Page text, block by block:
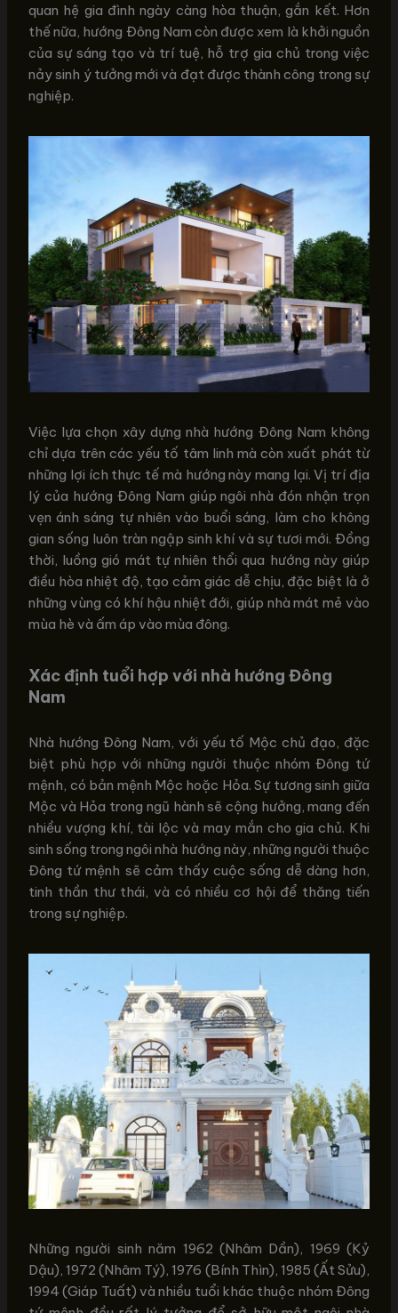
quan hệ gia đình ngày càng hòa thuận, gắn kết. Hơn
thế nữa, hướng Đông Nam còn được xem là khởi nguồn
của sự sáng tạo và trí tuệ, hỗ trợ gia chủ trong việc
nảy sinh ý tưởng mới và đạt được thành công trong sự
nghiệp.
Việc lựa chọn xây dựng nhà hướng Đông Nam không
chỉ dựa trên các yếu tố tâm linh mà còn xuất phát từ
những lợi ích thực tế mà hướng này mang lại. Vị trí địa
lý của hướng Đông Nam giúp ngôi nhà đón nhận trọn
vẹn ánh sáng tự nhiên vào buổi sáng, làm cho không
gian sống luôn tràn ngập sinh khí và sự tươi mới. Đồng
thời, luồng gió mát tự nhiên thổi qua hướng này giúp
điều hòa nhiệt độ, tạo cảm giác dễ chịu, đặc biệt là ở
những vùng có khí hậu nhiệt đới, giúp nhà mát mẻ vào
mùa hè và ấm áp vào mùa đông.
Xác định tuổi hợp với nhà hướng Đông
Nam
Nhà hướng Đông Nam, với yếu tố Mộc chủ đạo, đặc
biệt phù hợp với những người thuộc nhóm Đông tứ
mệnh, có bản mệnh Mộc hoặc Hỏa. Sự tương sinh giữa
Mộc và Hỏa trong ngũ hành sẽ cộng hưởng, mang đến
nhiều vượng khí, tài lộc và may mắn cho gia chủ. Khi
sinh sống trong ngôi nhà hướng này, những người thuộc
Đông tứ mệnh sẽ cảm thấy cuộc sống dễ dàng hơn,
tinh thần thư thái, và có nhiều cơ hội để thăng tiến
trong sự nghiệp.
Những người sinh năm 1962 (Nhâm Dần), 1969 (Kỷ
Dậu), 1972 (Nhâm Tý), 1976 (Bính Thìn), 1985 (Ất Sửu),
1994 (Giáp Tuất) và nhiều tuổi khác thuộc nhóm Đông